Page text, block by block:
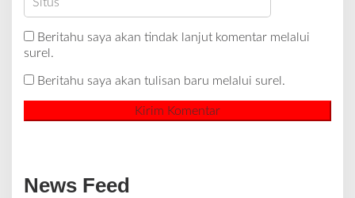
Beritahu saya akan tindak lanjut komentar melalui
surel.
Beritahu saya akan tulisan baru melalui surel.
News Feed